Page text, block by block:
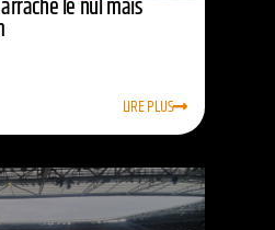
arrache le nul mais
LIRE PLUS